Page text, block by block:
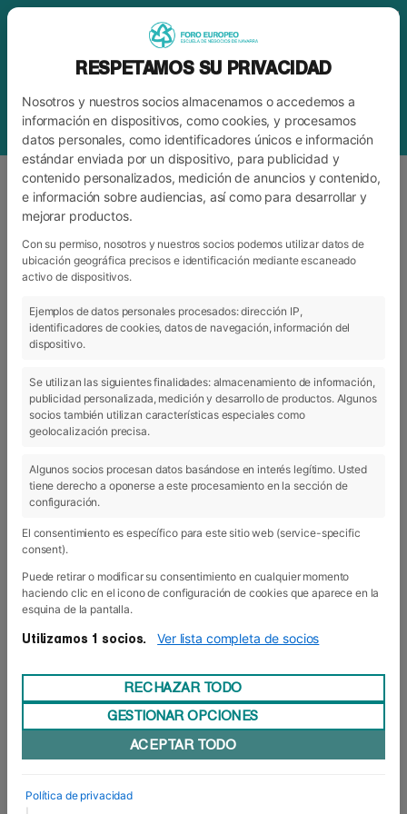
ETIQUETAELEVATOR PITCH
21 Jun 2019
Acercando el emprendimiento al
colegio Luis Amigó
esa máxima, el pasado 10 de junio nos
RESPETAMOS SU PRIVACIDAD
Nosotros y nuestros socios almacenamos o accedemos a
información en dispositivos, como cookies, y procesamos
datos personales, como identificadores únicos e información
estándar enviada por un dispositivo, para publicidad y
contenido personalizados, medición de anuncios y contenido,
e información sobre audiencias, así como para desarrollar y
mejorar productos.
Con su permiso, nosotros y nuestros socios podemos utilizar datos de
ubicación geográfica precisos e identificación mediante escaneado
activo de dispositivos.
Ejemplos de datos personales procesados: dirección IP,
identificadores de cookies, datos de navegación, información del
dispositivo.
Se utilizan las siguientes finalidades: almacenamiento de información,
publicidad personalizada, medición y desarrollo de productos. Algunos
socios también utilizan características especiales como
geolocalización precisa.
Algunos socios procesan datos basándose en interés legítimo. Usted
tiene derecho a oponerse a este procesamiento en la sección de
configuración.
El consentimiento es específico para este sitio web (service-specific
consent).
Puede retirar o modificar su consentimiento en cualquier momento
haciendo clic en el icono de configuración de cookies que aparece en la
esquina de la pantalla.
Utilizamos 1 socios. Ver lista completa de socios
RECHAZAR TODO
GESTIONAR OPCIONES
ACEPTAR TODO
Política de privacidad